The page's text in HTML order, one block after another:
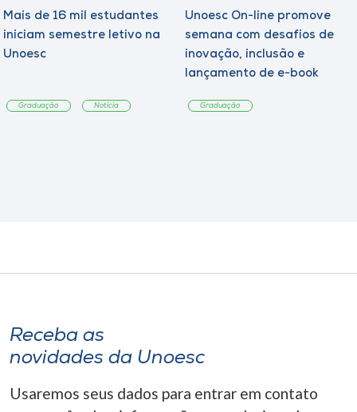
Mais de 16 mil estudantes
iniciam semestre letivo na
Unoesc
Graduação Notícia
Unoesc On-line promove
semana com desafios de
inovação, inclusão e
lançamento de e-book
Graduação
Receba as
novidades da Unoesc
Usaremos seus dados para entrar em contato